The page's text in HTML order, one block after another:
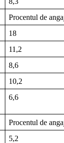
Procentul de
18
11,2
8,6
10,2
6,6
Procentul de
5,2